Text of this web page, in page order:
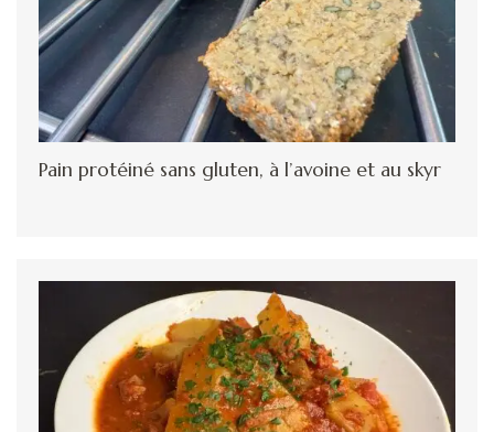
Pain protéiné sans gluten, à l’avoine et au skyr